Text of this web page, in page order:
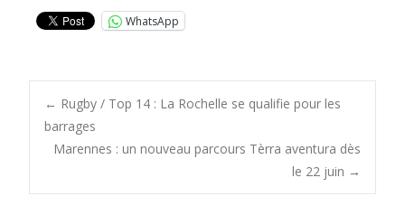
WhatsApp
Post
navigation
← Rugby / Top 14 : La Rochelle se qualifie pour les
barrages
Marennes : un nouveau parcours Tèrra aventura dès
le 22 juin →